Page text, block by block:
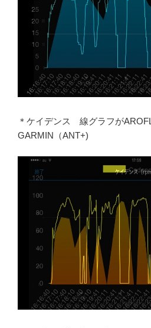
＊ケイデンス 線グラフが
GARMIN（ANT+)